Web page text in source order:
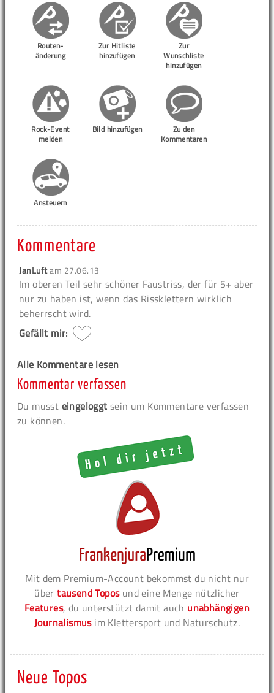
Routen-
änderung
Zur Hitliste
hinzufügen
Zur
Wunschliste
hinzufügen
Rock-Event
melden
Bild hinzufügen
Zu den
Kommentaren
Ansteuern
Kommentare
JanLuftam 27.06.13
Im oberen Teil sehr schöner Faustriss, der für 5+ aber
nur zu haben ist, wenn das Rissklettern wirklich
beherrscht wird.
Gefällt mir:
Alle Kommentare lesen
Kommentar verfassen
Du musst eingeloggt sein um Kommentare verfassen
zu können.
Mit dem Premium-Account bekommst du nicht nur
übertausend Toposund eine Menge nützlicher
Features, du unterstützt damit auch unabhängigen
Journalismusim Klettersport und Naturschutz.
Neue Topos